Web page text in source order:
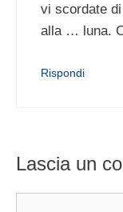
vi scordate
alla … luna.
Rispondi
Lascia un